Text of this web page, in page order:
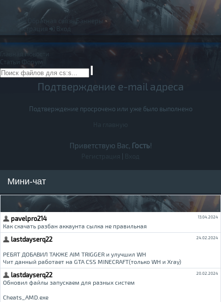
Обратная связь
Баннеры
Регистрация
Вход
Главная
Новости
Статьи Форум
Подтверждение e-mail адреса
Подтверждение просрочено или уже было выполнено
Приветствую Вас, Гость!
Мини-чат